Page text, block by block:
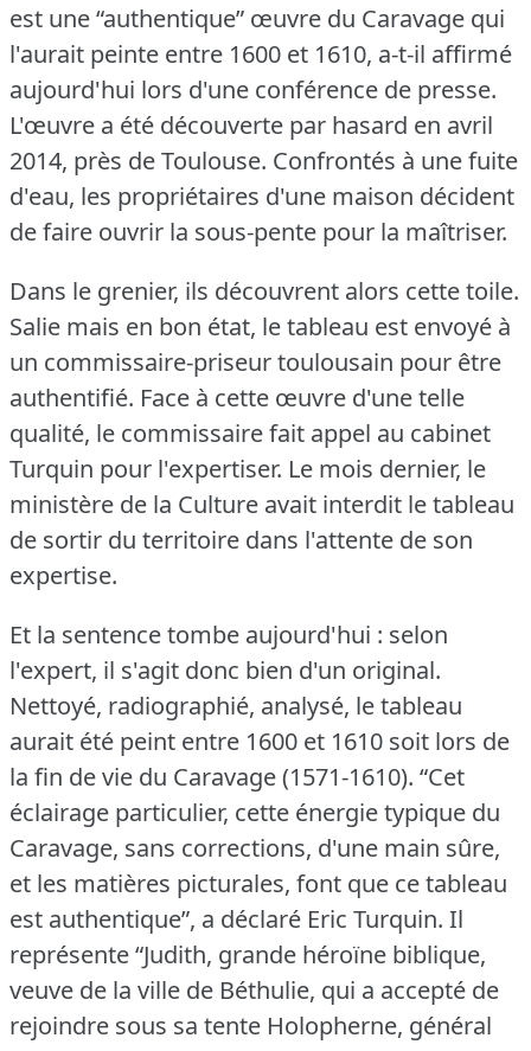
est une “authentique” œuvre du Caravage qui
l'aurait peinte entre 1600 et 1610, a-t-il affirmé
aujourd'hui lors d'une conférence de presse.
L'œuvre a été découverte par hasard en avril
2014, près de Toulouse. Confrontés à une fuite
d'eau, les propriétaires d'une maison décident
de faire ouvrir la sous-pente pour la maîtriser.
Dans le grenier, ils découvrent alors cette toile.
Salie mais en bon état, le tableau est envoyé à
un commissaire-priseur toulousain pour être
authentifié. Face à cette œuvre d'une telle
qualité, le commissaire fait appel au cabinet
Turquin pour l'expertiser. Le mois dernier, le
ministère de la Culture avait interdit le tableau
de sortir du territoire dans l'attente de son
expertise.
Et la sentence tombe aujourd'hui : selon
l'expert, il s'agit donc bien d'un original.
Nettoyé, radiographié, analysé, le tableau
aurait été peint entre 1600 et 1610 soit lors de
la fin de vie du Caravage (1571-1610). “Cet
éclairage particulier, cette énergie typique du
Caravage, sans corrections, d'une main sûre,
et les matières picturales, font que ce tableau
est authentique”, a déclaré Eric Turquin. Il
représente “Judith, grande héroïne biblique,
veuve de la ville de Béthulie, qui a accepté de
rejoindre sous sa tente Holopherne, général